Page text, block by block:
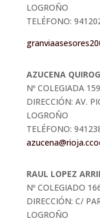
LOGROÑO
TELÉFONO:
AZUCENA
Nº COLEGIADA 159
DIRECCIÓN: AV.
LOGROÑO
TELÉFONO:
RAUL LOPEZ
Nº COLEGIADO
DIRECCIÓN: C/
LOGROÑO